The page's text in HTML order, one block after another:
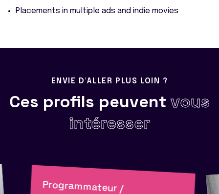
Placements in multiple ads and indie movies
ENVIE D'ALLER PLUS LOIN ?
Ces profils peuvent vous
intéresser
Programmateur /
Programmatrice de